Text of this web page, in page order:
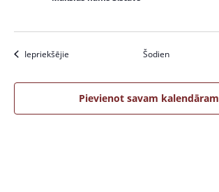
IepriekšējiePasākumi Šodien
Pievienot savam kalendāram